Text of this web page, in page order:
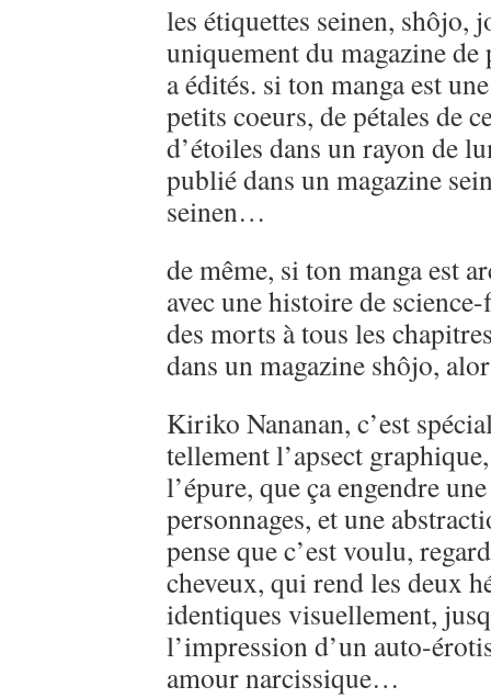
les étiquettes seinen, shôjo,
uniquement du magazine
a édités. si ton manga est
petits coeurs, de pétales de
d’étoiles dans un rayon de
publié dans un magazine
seinen…
de même, si ton manga est
avec une histoire de
des morts à tous les
dans un magazine shôjo,
Kiriko Nananan, c’est
tellement l’apsect
l’épure, que ça engendre
personnages, et une
pense que c’est voulu,
cheveux, qui rend les deux
identiques visuellement,
l’impression d’un auto-
amour narcissique…